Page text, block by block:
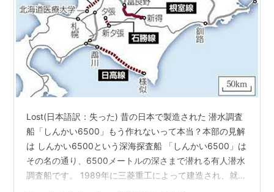
Lost(日本語訳：失った) 昔の日本で製造された 潜水調査
船「しんかい6500」もう作れないって本当？本部の見解
は しんかい6500という深海探査船 「しんかい6500」は
その名の通り、6500メートルの深さまで潜れる有人潜水
調査船です。 1989年に三菱重工によって建造され、就航